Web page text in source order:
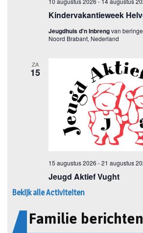
Bekijk alle Activiteiten
Familie berichten